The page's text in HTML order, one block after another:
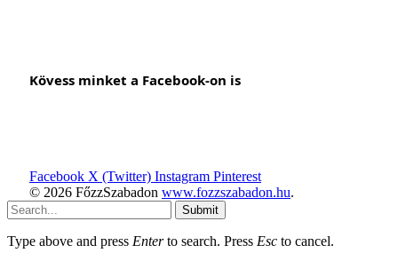
Kövess minket a Facebook-on is
Facebook X (Twitter) Instagram Pinterest
© 2026 FőzzSzabadon www.fozzszabadon.hu.
Submit
Type above and press Enterto search. Press Esc to cancel.